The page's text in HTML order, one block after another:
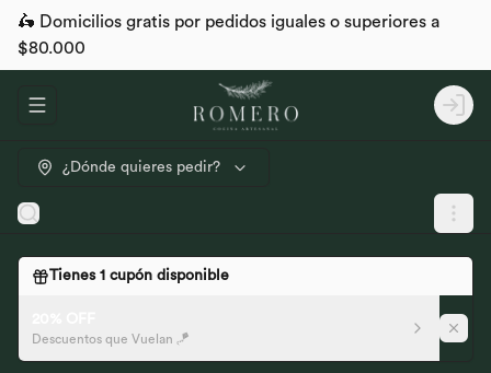
🛵 Domicilios gratis por pedidos iguales o superiores a
$80.000
Abrir menu de navegación Login
¿Dónde quieres pedir?
Tienes 1 cupón disponible
Descuentos que Vuelan 🪁